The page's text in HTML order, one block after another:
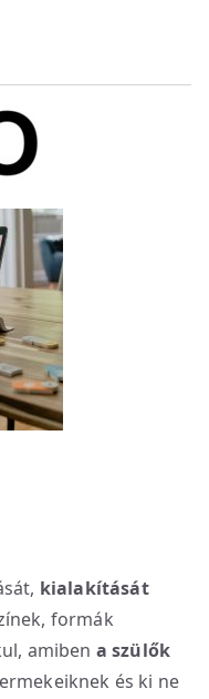
kialakítását
formák
amiben a szülők
és ki ne